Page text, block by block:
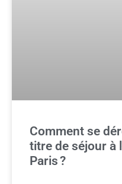
Comment se
titre de séjour à
Paris ?